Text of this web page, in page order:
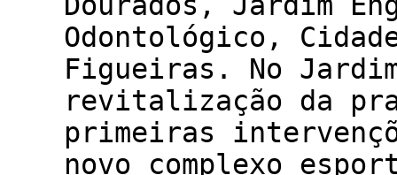
Odontológico,
Figueiras. No
revitalização da
primeiras
novo complexo